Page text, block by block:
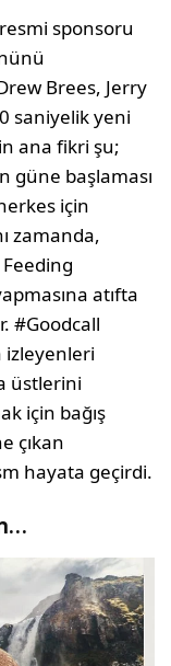
sponsoru
Brees, Jerry
saniyelik yeni
ana fikri şu;
güne başlaması
için
zamanda,
Feeding
atıfta
#Goodcall
izleyenleri
üstlerini
için bağış
çıkan
hayata geçirdi.